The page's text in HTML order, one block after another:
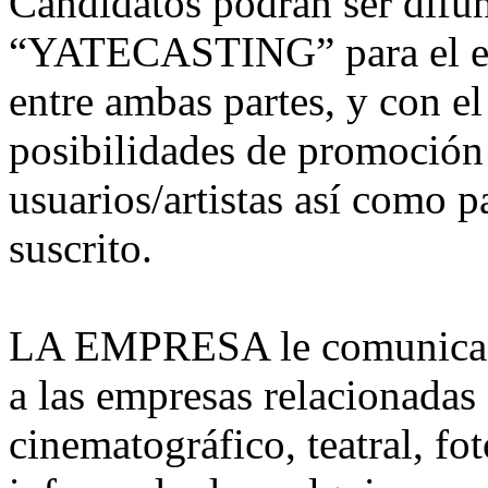
“YATECASTING” para el
entre ambas partes, y con
posibilidades de
usuarios/artistas así como
suscrito.
LA EMPRESA le
a las empresas
cinematográfico, teatral,